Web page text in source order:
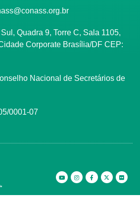
Quadra 9, Torre C, Sala 1105,
Corporate Brasília/DF CEP:
Nacional de Secretários de
0001-07